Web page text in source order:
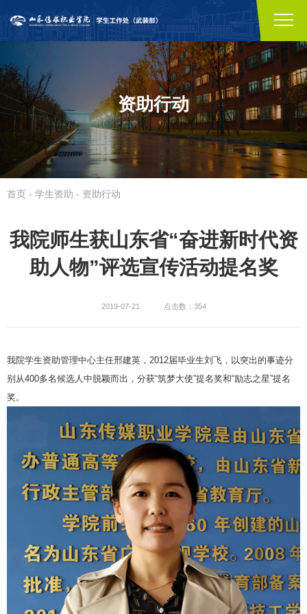
资助行动
首页 - 学生资助 - 资助行动
我院师生获山东省“奋进新时代资
助人物”评选宣传活动提名奖
2019-07-21 点击数：354
我院学生资助管理中心主任邢建英，2012届毕业生刘飞，以突出的事迹分
别从400多名候选人中脱颖而出，分获“筑梦大使”提名奖和“励志之星”提名
奖。